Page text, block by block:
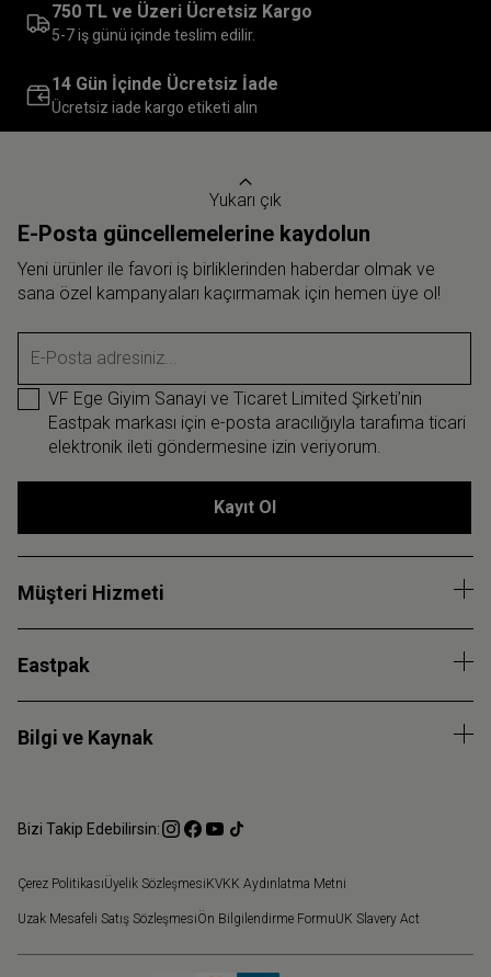
750 TL ve Üzeri Ücretsiz Kargo
5-7 iş günü içinde teslim edilir.
14 Gün İçinde Ücretsiz İade
Ücretsiz iade kargo etiketi alın
Yukarı çık
E-Posta güncellemelerine kaydolun
Yeni ürünler ile favori iş birliklerinden haberdar olmak ve
sana özel kampanyaları kaçırmamak için hemen üye ol!
E-Posta adresiniz...
VF Ege Giyim Sanayi ve Ticaret Limited Şirketi’nin
Eastpak markası için e-posta aracılığıyla tarafıma ticari
elektronik ileti göndermesine izin veriyorum.
Kayıt Ol
Müşteri Hizmeti
Eastpak
Bilgi ve Kaynak
Bizi Takip Edebilirsin:
Çerez PolitikasıÜyelik SözleşmesiKVKK Aydınlatma Metni
Uzak Mesafeli Satış SözleşmesiÖn Bilgilendirme FormuUK Slavery Act